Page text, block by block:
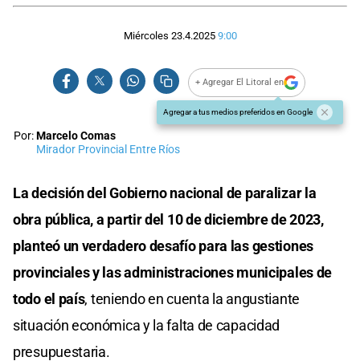
Miércoles 23.4.2025 9:00
+ Agregar El Litoral en
Agregar a tus medios preferidos en Google
Por:Marcelo Comas
Mirador Provincial Entre Ríos
La decisión del Gobierno nacional de paralizar la
obra pública, a partir del 10 de diciembre de 2023,
planteó un verdadero desafío para las gestiones
provinciales y las administraciones municipales de
todo el país, teniendo en cuenta la angustiante
situación económica y la falta de capacidad
presupuestaria.